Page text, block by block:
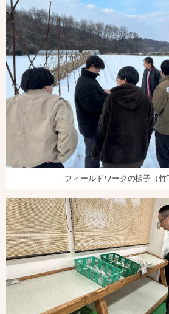
フィールドワークの様子（竹